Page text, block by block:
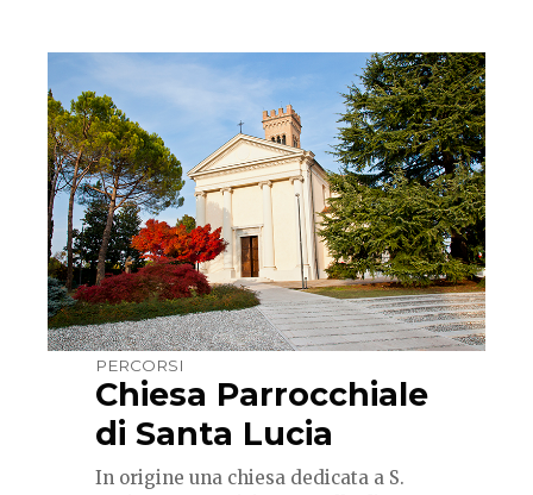
PERCORSI
Chiesa Parrocchiale
di Santa Lucia
In origine una chiesa dedicata a S.